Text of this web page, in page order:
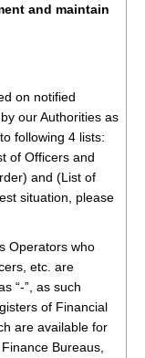
and maintain
on notified
our Authorities as
following 4 lists:
of Officers and
and (List of
situation, please
Operators who
etc. are
“-”, as such
of Financial
are available for
Bureaus,